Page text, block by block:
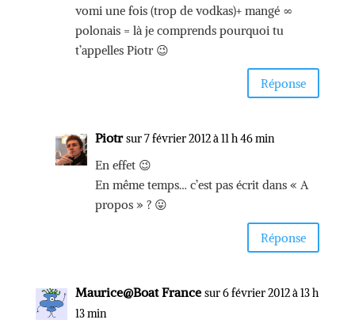
vomi une fois (trop de vodkas)+ mangé ∞
polonais = là je comprends pourquoi tu
t’appelles Piotr 😉
Réponse
Piotr sur 7 février 2012 à 11 h 46 min
En effet 😉
En même temps… c’est pas écrit dans « A
propos » ? 😛
Réponse
Maurice@Boat France sur 6 février 2012 à 13 h
13 min